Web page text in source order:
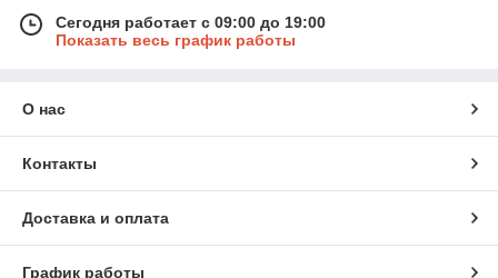
Сегодня работает с 09:00 до 19:00
Показать весь график работы
О нас
Контакты
Доставка и оплата
График работы